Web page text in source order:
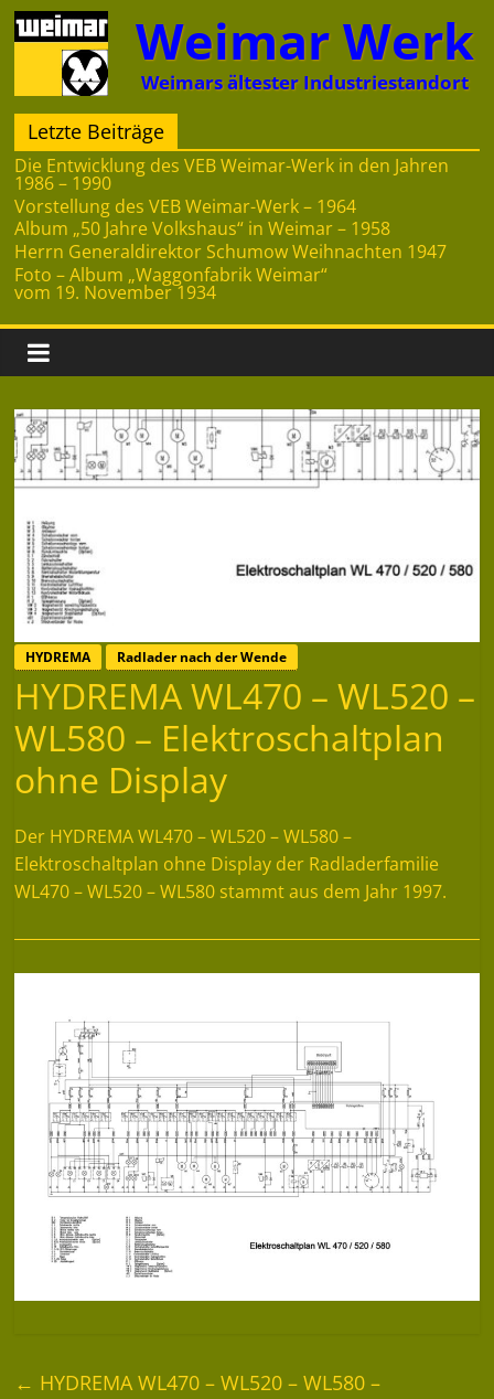
Zum
Inhalt
springen
Weimar Werk
Weimars ältester Industriestandort
Letzte Beiträge
Die Entwicklung des VEB Weimar-Werk in den Jahren
1986 – 1990
Vorstellung des VEB Weimar-Werk – 1964
Album „50 Jahre Volkshaus“ in Weimar – 1958
Herrn Generaldirektor Schumow Weihnachten 1947
Foto – Album „Waggonfabrik Weimar“
vom 19. November 1934
HYDREMA Radlader nach der Wende
HYDREMA WL470 – WL520 –
WL580 – Elektroschaltplan
ohne Display
Der HYDREMA WL470 – WL520 – WL580 –
Elektroschaltplan ohne Display der Radladerfamilie
WL470 – WL520 – WL580 stammt aus dem Jahr 1997.
← HYDREMA WL470 – WL520 – WL580 –